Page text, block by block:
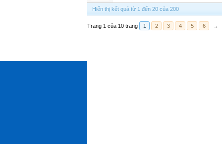
Hiển thị kết quả từ 1 đến 20 của 200
Trang 1 của 10 trang 1 2 3 4 5 6 →